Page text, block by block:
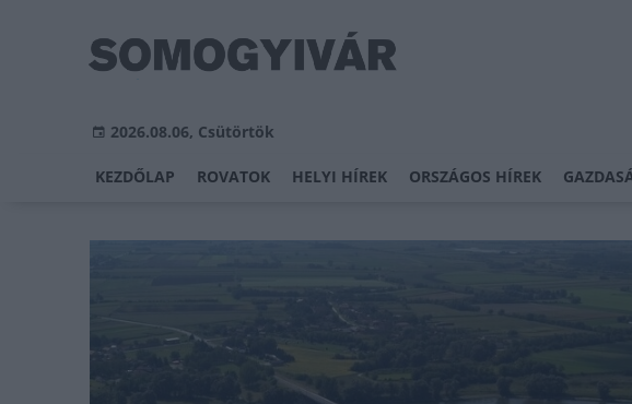
2026.08.06, Csütörtök
KEZDŐLAP ROVATOK HELYI HÍREK ORSZÁGOS HÍREK